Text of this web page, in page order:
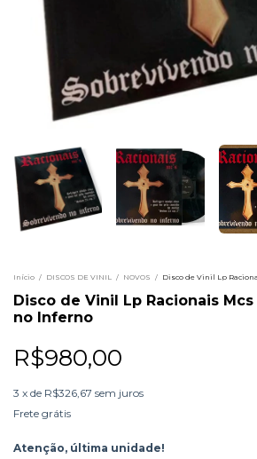
Início / DISCOS DE VINIL / NOVOS / Disco de Vinil Lp
Disco de Vinil Lp Racionais
no Inferno
R$980,00
3 x de R$326,67 sem juros
Frete grátis
Atenção, última unidade!